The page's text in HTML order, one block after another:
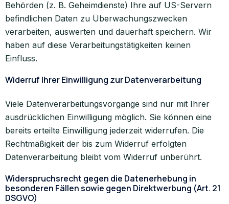
Behörden (z. B. Geheimdienste) Ihre auf US-Servern
befindlichen Daten zu Überwachungszwecken
verarbeiten, auswerten und dauerhaft speichern. Wir
haben auf diese Verarbeitungstätigkeiten keinen
Einfluss.
Widerruf Ihrer Einwilligung zur Datenverarbeitung
Viele Datenverarbeitungsvorgänge sind nur mit Ihrer
ausdrücklichen Einwilligung möglich. Sie können eine
bereits erteilte Einwilligung jederzeit widerrufen. Die
Rechtmäßigkeit der bis zum Widerruf erfolgten
Datenverarbeitung bleibt vom Widerruf unberührt.
Widerspruchsrecht gegen die Datenerhebung in
besonderen Fällen sowie gegen Direktwerbung (Art. 21
DSGVO)